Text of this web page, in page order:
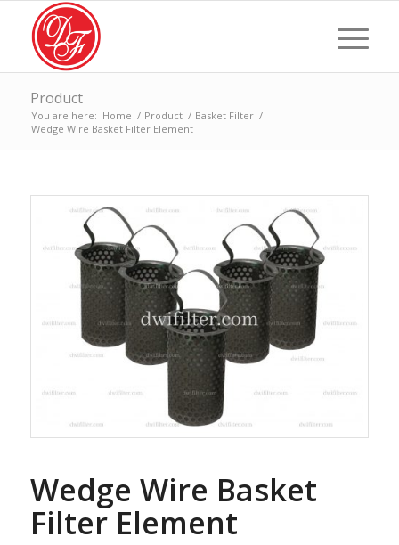
Product
You are here: Home / Product / Basket Filter /
Wedge Wire Basket Filter Element
Wedge Wire Basket
Filter Element